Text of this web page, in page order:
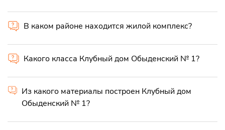
В каком районе находится жилой комплекс?
Какого класса Клубный дом Обыденский № 1?
Из какого материалы построен Клубный дом
Обыденский № 1?